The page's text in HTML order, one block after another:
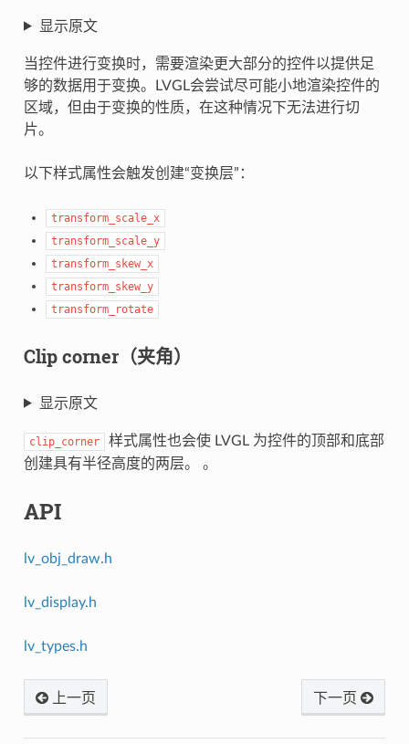
显示原文
当控件进行变换时，需要渲染更大部分的控件以提供足
够的数据用于变换。LVGL会尝试尽可能小地渲染控件的
区域，但由于变换的性质，在这种情况下无法进行切
片。
以下样式属性会触发创建“变换层”：
transform_scale_x
transform_scale_y
transform_skew_x
transform_skew_y
transform_rotate
Clip corner（夹角）
显示原文
clip_corner
样式属性也会使 LVGL 为控件的顶部和底部
创建具有半径高度的两层。 。
API
lv_obj_draw.h
lv_display.h
lv_types.h
上一页 下一页